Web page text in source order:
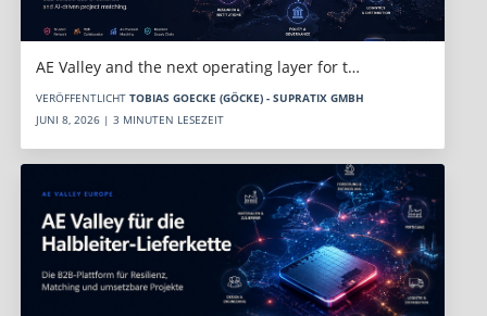
AE Valley and the next operating layer for t…
VERÖFFENTLICHT TOBIAS GOECKE (GÖCKE) - SUPRATIX GMBH
JUNI 8, 2026 | 3 MINUTEN LESEZEIT